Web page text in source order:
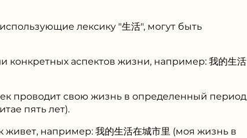
лексику "生活", могут быть
конкретных аспектов жизни, например: 我的生活
проводит свою жизнь в определенный период
пять лет).
живет, например: 我的生活在城市里 (моя жизнь в